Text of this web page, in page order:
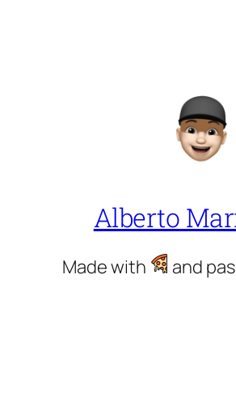
Alberto
Made with and